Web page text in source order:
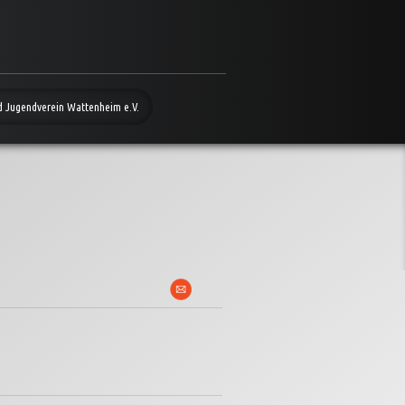
Jugendverein Wattenheim e.V.